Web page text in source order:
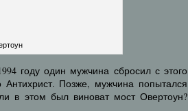
году один мужчина сбросил с этого
Антихрист. Позже, мужчина попытался
в этом был виноват мост Овертоун?